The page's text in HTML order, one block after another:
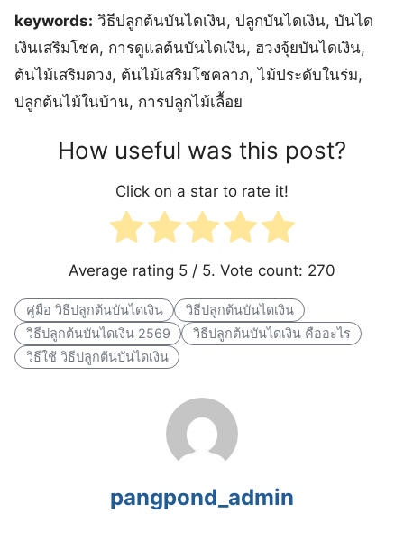
keywords: วิธีปลูกต้นบันไดเงิน, ปลูกบันไดเงิน, บันได
เงินเสริมโชค, การดูแลต้นบันไดเงิน, ฮวงจุ้ยบันไดเงิน,
ต้นไม้เสริมดวง, ต้นไม้เสริมโชคลาภ, ไม้ประดับในร่ม,
ปลูกต้นไม้ในบ้าน, การปลูกไม้เลื้อย
How useful was this post?
Click on a star to rate it!
Average rating 5 / 5. Vote count: 270
คู่มือ วิธีปลูกต้นบันไดเงิน
วิธีปลูกต้นบันไดเงิน
วิธีปลูกต้นบันไดเงิน 2569
วิธีปลูกต้นบันไดเงิน คืออะไร
วิธีใช้ วิธีปลูกต้นบันไดเงิน
pangpond_admin